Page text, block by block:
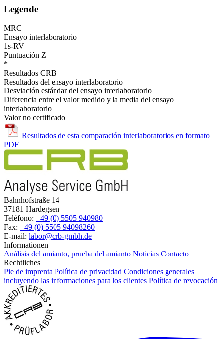
Legende
MRC
Ensayo interlaboratorio
1s-RV
Puntuación Z
*
Resultados CRB
Resultados del ensayo interlaboratorio
Desviación estándar del ensayo interlaboratorio
Diferencia entre el valor medido y la media del ensayo
interlaboratorio
Valor no certificado
Resultados de esta comparación interlaboratorios en formato
PDF
Bahnhofstraße 14
37181 Hardegsen
Teléfono: +49 (0) 5505 940980
Fax: +49 (0) 5505 94098260
E-mail: labor@crb-gmbh.de
Informationen
Análisis del amianto, prueba del amianto Noticias Contacto
Rechtliches
Pie de imprenta Política de privacidad Condiciones generales
incluyendo las informaciones para los clientes Política de revocación